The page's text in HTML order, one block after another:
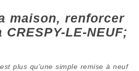
maison, renforcer
LE-NEUF;
plus qu’une simple remise à neuf